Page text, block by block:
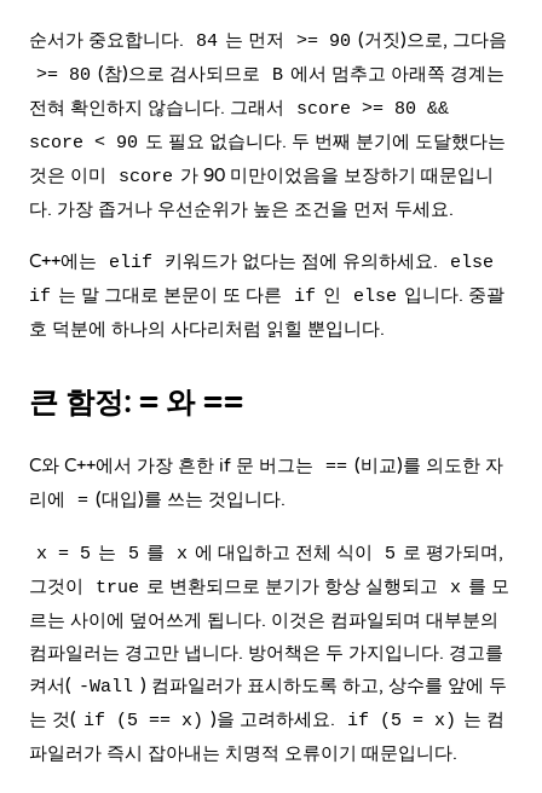
순서가 중요합니다. 84 는 먼저 >= 90 (거짓)으로, 그다음
>= 80 (참)으로 검사되므로 B 에서 멈추고 아래쪽 경계는
전혀 확인하지 않습니다. 그래서
score >= 80 &&
score < 90 도 필요 없습니다. 두 번째 분기에 도달했다는
것은 이미
score 가 90 미만이었음을 보장하기 때문입니
다. 가장 좁거나 우선순위가 높은 조건을 먼저 두세요.
C++에는 elif 키워드가 없다는 점에 유의하세요.
else
if 는 말 그대로 본문이 또 다른 if 인 else 입니다. 중괄
호 덕분에 하나의 사다리처럼 읽힐 뿐입니다.
큰 함정: = 와 ==
C와 C++에서 가장 흔한 if 문 버그는 == (비교)를 의도한 자
리에
= (대입)를 쓰는 것입니다.
x = 5 는 5 를 x 에 대입하고 전체 식이 5 로 평가되며,
그것이
true 로 변환되므로 분기가 항상 실행되고 x 를 모
르는 사이에 덮어쓰게 됩니다. 이것은 컴파일되며 대부분의
컴파일러는 경고만 냅니다. 방어책은 두 가지입니다. 경고를
켜서( -Wall ) 컴파일러가 표시하도록 하고, 상수를 앞에 두
는 것( if (5 == x) )을 고려하세요. if (5 = x) 는 컴
파일러가 즉시 잡아내는 치명적 오류이기 때문입니다.